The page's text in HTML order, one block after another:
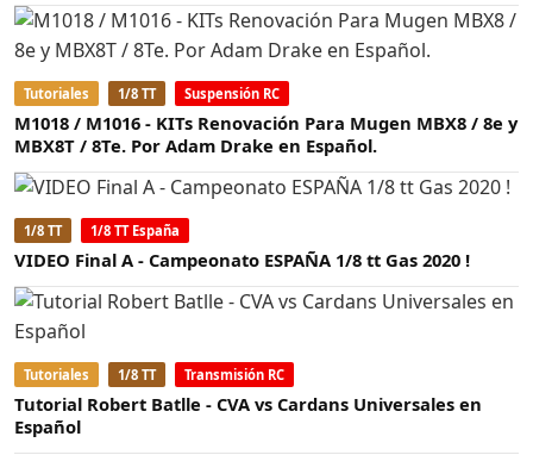
Tutoriales 1/8 TT Suspensión RC
M1018 / M1016 - KITs Renovación Para Mugen MBX8 / 8e y
MBX8T / 8Te. Por Adam Drake en Español.
1/8 TT 1/8 TT España
VIDEO Final A - Campeonato ESPAÑA 1/8 tt Gas 2020 !
Tutoriales 1/8 TT Transmisión RC
Tutorial Robert Batlle - CVA vs Cardans Universales en
Español